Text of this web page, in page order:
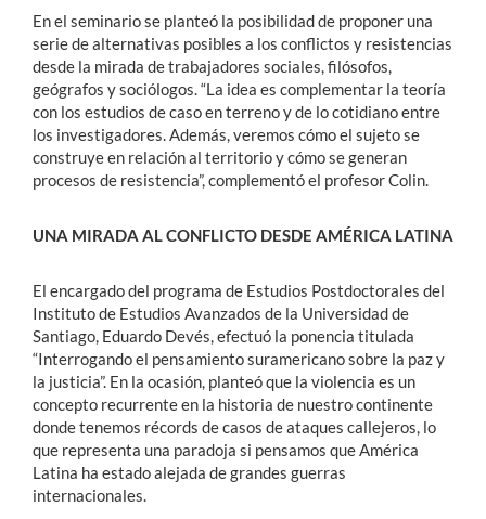
En el seminario se planteó la posibilidad de proponer una
serie de alternativas posibles a los conflictos y resistencias
desde la mirada de trabajadores sociales, filósofos,
geógrafos y sociólogos. “La idea es complementar la teoría
con los estudios de caso en terreno y de lo cotidiano entre
los investigadores. Además, veremos cómo el sujeto se
construye en relación al territorio y cómo se generan
procesos de resistencia”, complementó el profesor Colin.
UNA MIRADA AL CONFLICTO DESDE AMÉRICA LATINA
El encargado del programa de Estudios Postdoctorales del
Instituto de Estudios Avanzados de la Universidad de
Santiago, Eduardo Devés, efectuó la ponencia titulada
“Interrogando el pensamiento suramericano sobre la paz y
la justicia”. En la ocasión, planteó que la violencia es un
concepto recurrente en la historia de nuestro continente
donde tenemos récords de casos de ataques callejeros, lo
que representa una paradoja si pensamos que América
Latina ha estado alejada de grandes guerras
internacionales.